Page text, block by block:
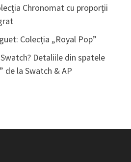
Chronomat cu proporții
Colecția „Royal Pop”
Detaliile din spatele
de la Swatch & AP